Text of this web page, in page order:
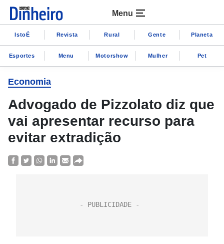
Menu
IstoÉ Revista Rural Gente Planeta
Esportes Menu Motorshow Mulher Pet
Economia
Advogado de Pizzolato diz que
vai apresentar recurso para
evitar extradição